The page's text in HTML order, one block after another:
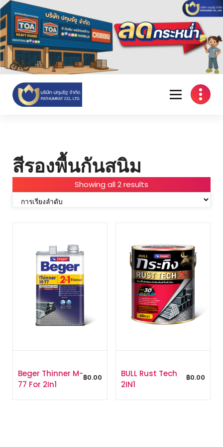
Skip
to
content
สีรองพื้นกันสนิม
Showing all 2 results
Beger Thinner M-
77 For 2In1
฿0.00
BULL Rust Tech
2IN1
฿0.00